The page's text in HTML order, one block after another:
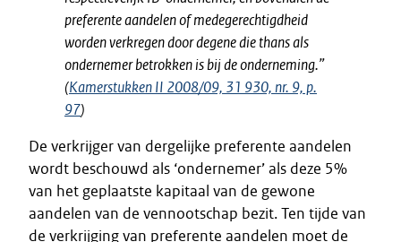
preferente aandelen of medegerechtigdheid
worden verkregen door degene die thans als
ondernemer betrokken is bij de onderneming.”
(Kamerstukken II 2008/09, 31 930, nr. 9, p.
97)
De verkrijger van dergelijke preferente aandelen
wordt beschouwd als ‘ondernemer’ als deze 5%
van het geplaatste kapitaal van de gewone
aandelen van de vennootschap bezit. Ten tijde van
de verkrijging van preferente aandelen moet de